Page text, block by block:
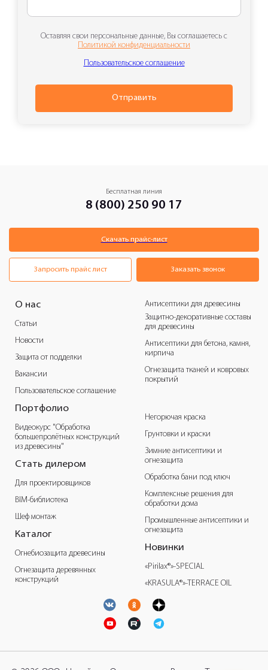
Оставляя свои персональные данные, Вы соглашаетесь с
Политикой конфиденциальности
Пользовательское соглашение
Отправить
Бесплатная линия
8 (800) 250 90 17
Скачать прайс-лист
Запросить прайс лист
О нас
Статьи
Новости
Защита от подделки
Вакансии
Пользовательское соглашение
Портфолио
Видеокурс "Обработка
большепролётных конструкций
из древесины"
Стать дилером
Для проектировщиков
BIM-библиотека
Шеф монтаж
Каталог
Огнебиозащита древесины
Огнезащита деревянных
конструкций
Антисептики для древесины
Защитно-декоративные составы
для древесины
Антисептики для бетона, камня,
кирпича
Огнезащита тканей и ковровых
покрытий
Негорючая краска
Грунтовки и краски
Зимние антисептики и
огнезащита
Обработка бани под ключ
Комплексные решения для
обработки дома
Промышленные антисептики и
огнезащита
Новинки
«Pirilax®»-SPECIAL
«KRASULA®»-TERRACE OIL
Заказать звонок